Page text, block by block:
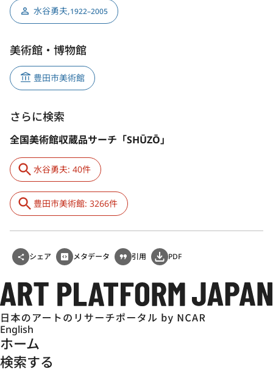
水谷勇夫,1922–2005
美術館・博物館
豊田市美術館
さらに検索
全国美術館収蔵品サーチ「SHŪZŌ」
水谷勇夫: 40件
豊田市美術館: 3266件
シェア メタデータ 引用 PDF
English
ホーム
検索する